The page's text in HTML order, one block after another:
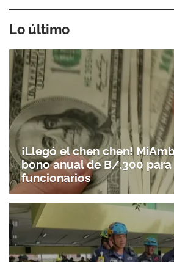
Lo último
¡Llegó el chen chen!
bono anual de B/.300 para
funcionarios